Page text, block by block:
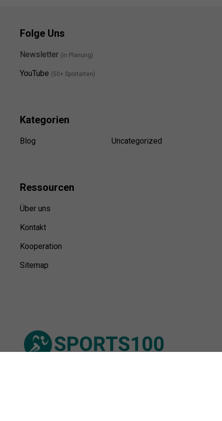
Folge Uns
Newsletter (in Planung)
YouTube (50+ Sportarten)
Kategorien
Blog Uncategorized
Ressourcen
Über uns
Kontakt
Kooperation
Sitemap